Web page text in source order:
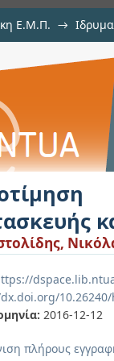
Ε.Μ.Π. →
στροφής
2016-12-12
πλήρους